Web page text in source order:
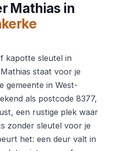
Mathias in
kapotte sleutel in
staat voor je
gemeente in West-
als postcode 8377,
een rustige plek waar
zonder sleutel voor je
het: een deur valt in